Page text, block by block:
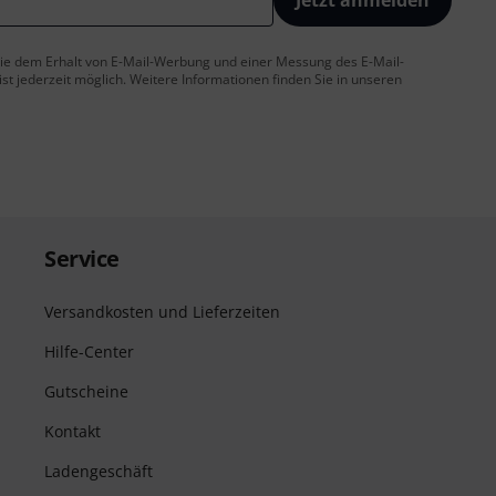
dem Erhalt von E-Mail-Werbung und einer Messung des E-Mail-
jederzeit möglich. Weitere Informationen finden Sie in unseren
Service
Versandkosten und Lieferzeiten
Hilfe-Center
Gutscheine
Kontakt
Ladengeschäft